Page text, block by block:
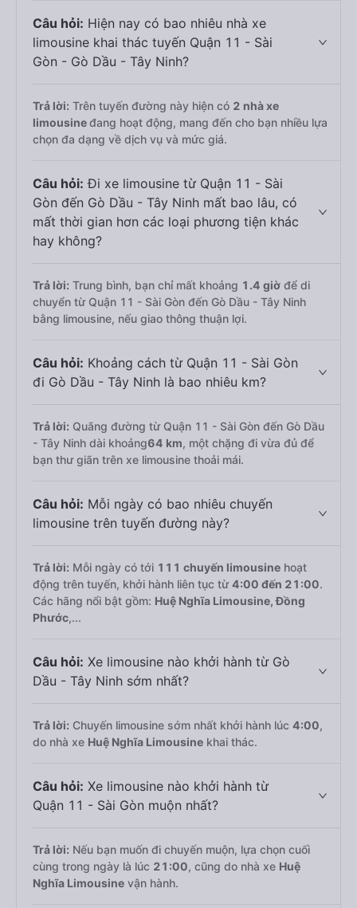
Câu hỏi: Hiện nay có bao nhiêu nhà xe
limousine khai thác tuyến Quận 11 - Sài
Gòn - Gò Dầu - Tây Ninh?
Trả lời: Trên tuyến đường này hiện có 2 nhà xe
limousineđang hoạt động, mang đến cho bạn nhiều lựa
chọn đa dạng về dịch vụ và mức giá.
Câu hỏi: Đi xe limousine từ Quận 11 - Sài
Gòn đến Gò Dầu - Tây Ninh mất bao lâu, có
mất thời gian hơn các loại phương tiện khác
hay không?
Trả lời: Trung bình, bạn chỉ mất khoảng 1.4 giờ để di
chuyển từ Quận 11 - Sài Gòn đến Gò Dầu - Tây Ninh
bằng limousine, nếu giao thông thuận lợi.
Câu hỏi: Khoảng cách từ Quận 11 - Sài Gòn
đi Gò Dầu - Tây Ninh là bao nhiêu km?
Trả lời: Quãng đường từ Quận 11 - Sài Gòn đến Gò Dầu
- Tây Ninh dài khoảng64 km, một chặng đi vừa đủ để
bạn thư giãn trên xe limousine thoải mái.
Câu hỏi: Mỗi ngày có bao nhiêu chuyến
limousine trên tuyến đường này?
Trả lời: Mỗi ngày có tới 111 chuyến limousine hoạt
động trên tuyến, khởi hành liên tục từ4:00 đến 21:00.
Các hãng nổi bật gồm: Huệ Nghĩa Limousine, Đồng
Phước,...
Câu hỏi: Xe limousine nào khởi hành từ Gò
Dầu - Tây Ninh sớm nhất?
Trả lời: Chuyến limousine sớm nhất khởi hành lúc 4:00,
do nhà xe Huệ Nghĩa Limousine khai thác.
Câu hỏi: Xe limousine nào khởi hành từ
Quận 11 - Sài Gòn muộn nhất?
Trả lời: Nếu bạn muốn đi chuyến muộn, lựa chọn cuối
cùng trong ngày là lúc 21:00, cũng do nhà xe Huệ
Nghĩa Limousine vận hành.